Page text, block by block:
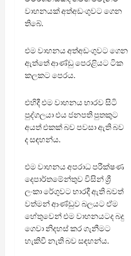
වාහනයක් අත්අඩංගුවට ගෙන
තිබේ.
එම වාහනය අත්අඩංගුවට ගෙන
ඇත්තේ ආණ්ඩු පෙරළියට ටික
කලකට පෙරය.
එහිදී එම වාහනය භාරව සිටි
පුද්ගලයා එය ජනපති පුතකුට
අයත් එකක් බව පවසා ඇති බව
ද සඳහන්ය.
එම වාහනය අපරාධ පරීක්ෂණ
දෙපාර්තමේන්තුව විසින් ශ්‍රී
ලංකා රේගුවට භාරදී ඇති බවත්
වත්මන් ආණ්ඩුව බලයට ඒම
හේතුවෙන් එම වාහනයටද බදු
ගෙවා නිදහස් කර ගැනීමට
හැකිවී නැති බව සඳහන්ය.